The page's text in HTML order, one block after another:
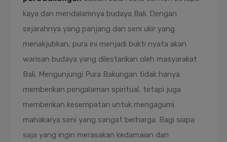
kaya dan mendalamnya budaya Bali. Dengan
sejarahnya yang panjang dan seni ukir yang
menakjubkan, pura ini menjadi bukti nyata akan
warisan budaya yang dilestarikan oleh masyarakat
Bali. Mengunjungi Pura Bakungan tidak hanya
memberikan pengalaman spiritual, tetapi juga
memberikan kesempatan untuk mengagumi
mahakarya seni yang sangat berharga. Bagi siapa
saja yang ingin merasakan kedamaian dan